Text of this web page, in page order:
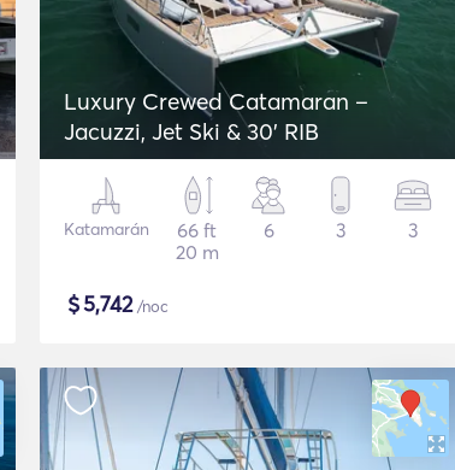
Luxury Crewed Catamaran –
Jacuzzi, Jet Ski & 30’ RIB
Katamarán
66 ft
20 m
6 3 3
$5,742/noc